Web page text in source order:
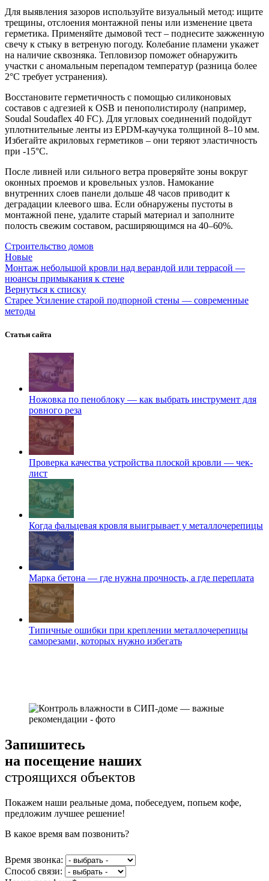
Для выявления зазоров используйте визуальный метод: ищите
трещины, отслоения монтажной пены или изменение цвета
герметика. Применяйте дымовой тест – поднесите зажженную
свечу к стыку в ветреную погоду. Колебание пламени укажет
на наличие сквозняка. Тепловизор поможет обнаружить
участки с аномальным перепадом температур (разница более
2°C требует устранения).
Восстановите герметичность с помощью силиконовых
составов с адгезией к OSB и пенополистиролу (например,
Soudal Soudaflex 40 FC). Для угловых соединений подойдут
уплотнительные ленты из EPDM-каучука толщиной 8–10 мм.
Избегайте акриловых герметиков – они теряют эластичность
при -15°C.
После ливней или сильного ветра проверяйте зоны вокруг
оконных проемов и кровельных узлов. Намокание
внутренних слоев панели дольше 48 часов приводит к
деградации клеевого шва. Если обнаружены пустоты в
монтажной пене, удалите старый материал и заполните
полость свежим составом, расширяющимся на 40–60%.
Строительство домов
Новые
Монтаж небольшой кровли над верандой или террасой —
нюансы примыкания к стене
Вернуться к списку
Старее Усиление старой подпорной стены — современные
методы
Статьи сайта
Ножовка по пеноблоку — как выбрать инструмент для
ровного реза
Проверка качества устройства плоской кровли — чек-
лист
Когда фальцевая кровля выигрывает у металлочерепицы
Марка бетона — где нужна прочность, а где переплата
Типичные ошибки при креплении металлочерепицы
саморезами, которых нужно избегать
Запишитесь
на посещение наших
строящихся объектов
Покажем наши реальные дома, побеседуем, попьем кофе,
предложим лучшее решение!
В какое время вам позвонить?
Время звонка:
Способ связи: